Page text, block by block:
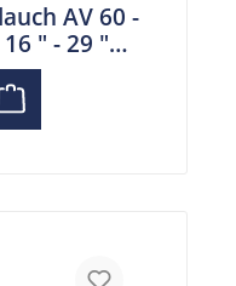
AV 60 -
" - 29 "